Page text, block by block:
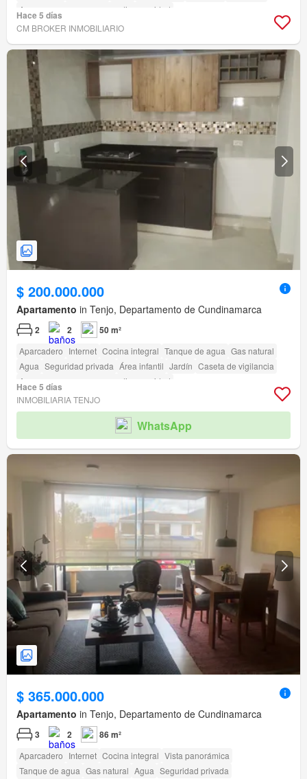
Acceso para personas con discapacidad
Hace 5 días
CM BROKER INMOBILIARIO
$ 200.000.000
Apartamento in Tenjo, Departamento de Cundinamarca
2 2 50 m²
Aparcadero Internet Cocina integral Tanque de agua Gas natural
Agua Seguridad privada Área infantil Jardín Caseta de vigilancia
Acceso para personas con discapacidad
Hace 5 días
INMOBILIARIA TENJO
WhatsApp
$ 365.000.000
Apartamento in Tenjo, Departamento de Cundinamarca
3 2 86 m²
Aparcadero Internet Cocina integral Vista panorámica
Tanque de agua Gas natural Agua Seguridad privada